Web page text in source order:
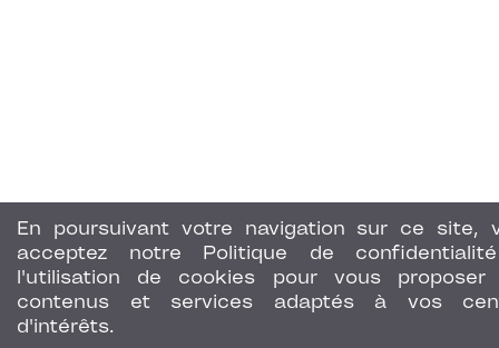
En poursuivant votre navigation sur ce site,
acceptez notre Politique de
l'utilisation de cookies pour vous proposer
contenus et services adaptés à vos
d'intérêts.